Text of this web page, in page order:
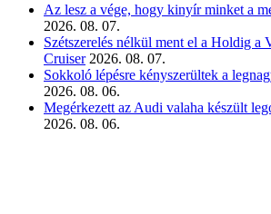
Az lesz a vége, hogy kinyír minket a
2026. 08. 07.
Szétszerelés nélkül ment el a Holdig a
Cruiser 2026. 08. 07.
Sokkoló lépésre kényszerültek a
2026. 08. 06.
Megérkezett az Audi valaha készült
2026. 08. 06.